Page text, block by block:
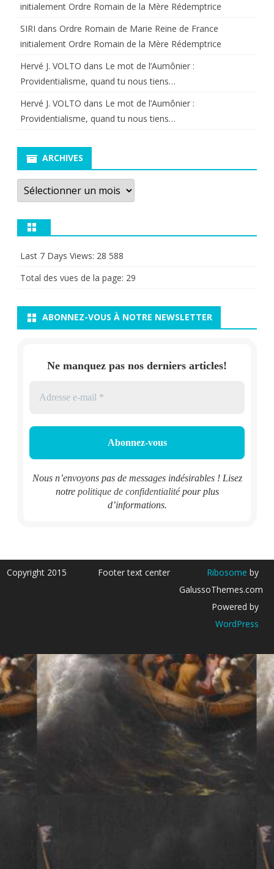
initialement Ordre Romain de la Mère Rédemptrice
SIRI dans Ordre Romain de Marie Reine de France
initialement Ordre Romain de la Mère Rédemptrice
Hervé J. VOLTO dans Le mot de l’Aumônier :
Providentialisme, quand tu nous tiens…
Hervé J. VOLTO dans Le mot de l’Aumônier :
Providentialisme, quand tu nous tiens…
ARCHIVES
Archives
Last 7 Days Views: 28 588
Total des vues de la page: 29
ABONNEZ-VOUS À NOTRE NEWSLETTER
Ne manquez pas nos derniers articles!
Nous n’envoyons pas de messages indésirables ! Lisez
notre politique de confidentialitépour plus
d’informations.
Copyright 2015 Footer text center Ribosome by
GalussoThemes.com
Powered by
WordPress